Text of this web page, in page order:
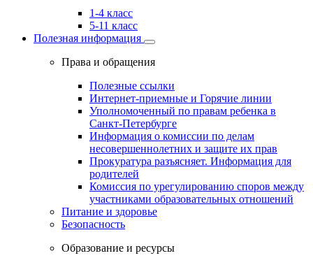
1-4 класс
5-11 класс
Полезная информация
Права и обращения
Полезные ссылки
Интернет-приемные и Горячие линии
Уполномоченный по правам ребенка в
Санкт-Петербурге
Информация о комиссии по делам
несовершеннолетних и защите их прав
Прокуратура разъясняет. Информация для
родителей
Комиссия по урегулированию споров между
участниками образовательных отношений
Питание и здоровье
Безопасность
Образование и ресурсы